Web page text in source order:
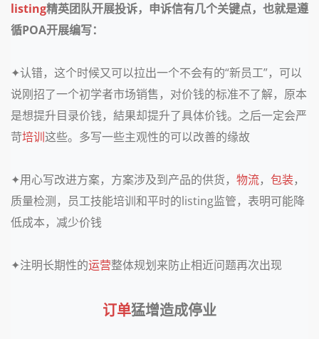
listing精英团队开展投诉，申诉信有几个关键点，也就是遵
循POA开展编写：
✦认错，这个时候又可以拉出一个不会有的“新员工”，可以
说刚招了一个初学者市场销售，对价钱的标准不了解，原本
是想提升目录价钱，結果却提升了具体价钱。之后一定会严
苛培训这些。多写一些主观性的可以改善的缘故
✦用心写改进方案，方案涉及到产品的供货， 物流， 包装，
质量检测，员工技能培训和平时的listing监管，表明可能降
低成本，减少价钱
✦注明长期性的运营整体规划来防止相近问题再次出现
订单猛增造成停业